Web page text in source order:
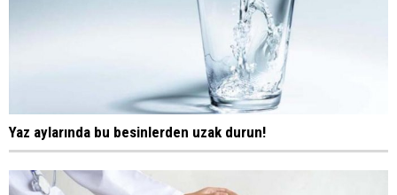
Yaz aylarında bu besinlerden uzak durun!